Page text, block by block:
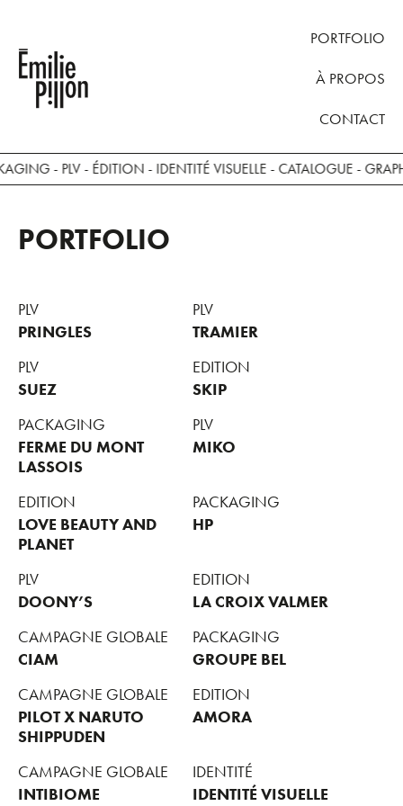
PORTFOLIO
À PROPOS
CONTACT
- PLV - ÉDITION - IDENTITÉ VISUELLE - CATALOGUE -
PORTFOLIO
PLV
PRINGLES
PLV
TRAMIER
PLV
SUEZ
EDITION
SKIP
PACKAGING
FERME DU MONT
LASSOIS
PLV
MIKO
EDITION
LOVE BEAUTY AND
PLANET
PACKAGING
HP
PLV
DOONY’S
EDITION
LA CROIX VALMER
CAMPAGNE GLOBALE
CIAM
PACKAGING
GROUPE BEL
CAMPAGNE GLOBALE
PILOT X NARUTO
SHIPPUDEN
EDITION
AMORA
CAMPAGNE GLOBALE
INTIBIOME
IDENTITÉ
IDENTITÉ VISUELLE